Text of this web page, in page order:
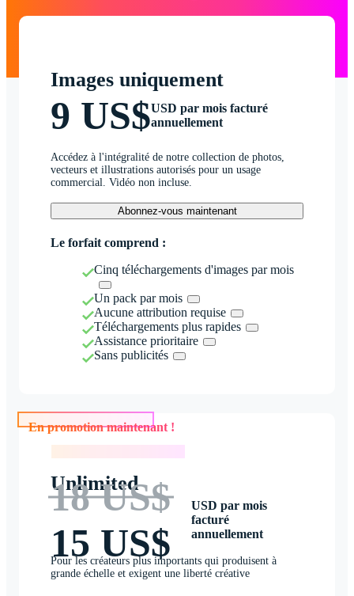
Images uniquement
9 US$USD par mois facturé
annuellement
Accédez à l'intégralité de notre collection de photos,
vecteurs et illustrations autorisés pour un usage
commercial. Vidéo non incluse.
Abonnez-vous maintenant
Le forfait comprend :
Cinq téléchargements d'images par mois
Un pack par mois
Aucune attribution requise
Téléchargements plus rapides
Assistance prioritaire
Sans publicités
En promotion maintenant !
Unlimited
18 US$
15 US$
USD par mois
facturé
annuellement
Pour les créateurs plus importants qui produisent à
grande échelle et exigent une liberté créative